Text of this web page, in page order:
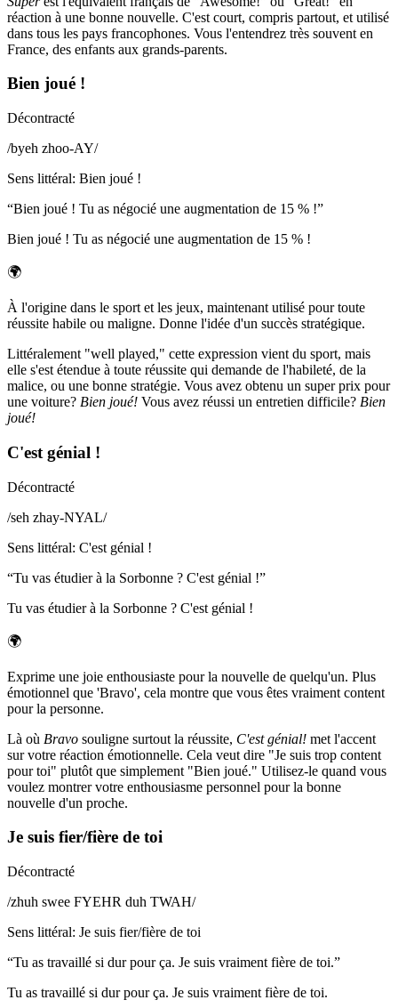
réaction à une bonne nouvelle. C'est court, compris partout, et utilisé
dans tous les pays francophones. Vous l'entendrez très souvent en
France, des enfants aux grands-parents.
Bien joué !
Décontracté
/byeh zhoo-AY/
Sens littéral: Bien joué !
“Bien joué ! Tu as négocié une augmentation de 15 % !”
Bien joué ! Tu as négocié une augmentation de 15 % !
🌍
À l'origine dans le sport et les jeux, maintenant utilisé pour toute
réussite habile ou maligne. Donne l'idée d'un succès stratégique.
Littéralement "well played," cette expression vient du sport, mais
elle s'est étendue à toute réussite qui demande de l'habileté, de la
malice, ou une bonne stratégie. Vous avez obtenu un super prix pour
une voiture? Bien joué! Vous avez réussi un entretien difficile? Bien
joué!
C'est génial !
Décontracté
/seh zhay-NYAL/
Sens littéral: C'est génial !
“Tu vas étudier à la Sorbonne ? C'est génial !”
Tu vas étudier à la Sorbonne ? C'est génial !
🌍
Exprime une joie enthousiaste pour la nouvelle de quelqu'un. Plus
émotionnel que 'Bravo', cela montre que vous êtes vraiment content
pour la personne.
Là où Bravo souligne surtout la réussite, C'est génial! met l'accent
sur votre réaction émotionnelle. Cela veut dire "Je suis trop content
pour toi" plutôt que simplement "Bien joué." Utilisez-le quand vous
voulez montrer votre enthousiasme personnel pour la bonne
nouvelle d'un proche.
Je suis fier/fière de toi
Décontracté
/zhuh swee FYEHR duh TWAH/
Sens littéral: Je suis fier/fière de toi
“Tu as travaillé si dur pour ça. Je suis vraiment fière de toi.”
Tu as travaillé si dur pour ça. Je suis vraiment fière de toi.